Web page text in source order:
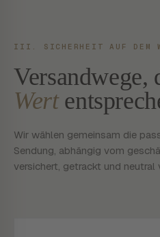
III. SICHERHEIT AUF DEM
Versandwege,
Wert
Wir wählen gemeinsam die
Sendung, abhängig vom
versichert, getrackt und neutral